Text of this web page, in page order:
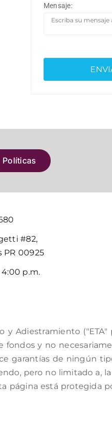
Mensaje:
Políticas
#82,
PR 00925
4:00 p.m.
Adiestramiento ("ETA"
y no
garantías de ningún
pero no limitado a,
página está protegida